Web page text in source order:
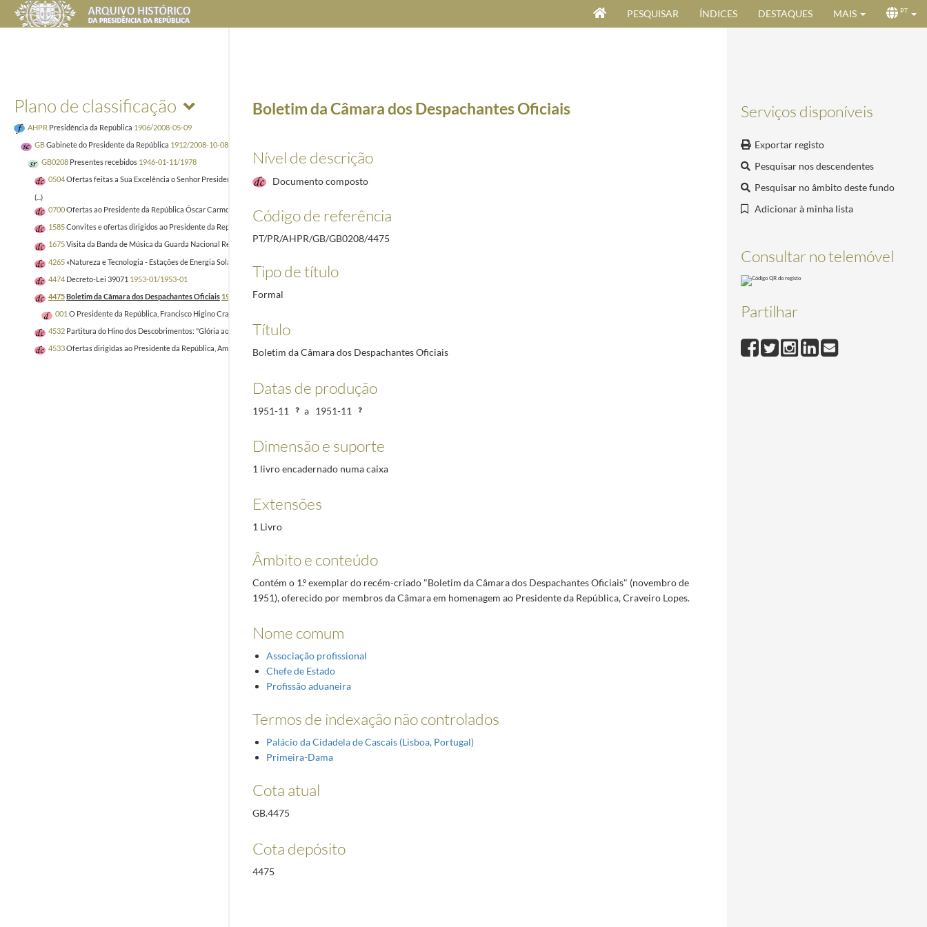
PESQUISAR ÍNDICES DESTAQUES MAIS PT
Plano de classificação
AHPR Presidência da República 1906/2008-05-09
GBGabinete do Presidente da República 1912/2008-10-08
GB0208 Presentes recebidos 1946-01-11/1978
0504Ofertas feitas a Sua Excelência o Senhor Presidente da República1951-12-19/1957-12-21
(...)
0700Ofertas ao Presidente da República Óscar Carmona
1946-01-11/1946-10-14
1585Convites e ofertas dirigidos ao Presidente da República Costa Gomes e esposa
1675Visita da Banda de Música da Guarda Nacional Republicana à Ilha da Madeira.1968-01-02/1968-01-02
4265 «Natureza e Tecnologia - Estações de Energia Solar»
4474 Decreto-Lei 39071 1953-01/1953-01
4475Boletim da Câmara dos Despachantes Oficiais 1951-11/1951-11
001 O Presidente da República, Francisco Higino Craveiro Lopes e a sua esposa, D. Berta Ribeiro Artur Craveiro Lopes, no Palácio da Cidadela de Cascais.
4532 Partitura do Hino dos Descobrimentos: "Glória ao Infante"
1960-11-13/1960-11-13
4533Ofertas dirigidas ao Presidente da República, Américo Tomás 1969-05/1969-06-20
Serviços disponíveis
Exportar registo
Pesquisar nos descendentes
Pesquisar no âmbito deste fundo
Adicionar à minha lista
Consultar no telemóvel
Partilhar
Boletim da Câmara dos Despachantes Oficiais
Nível de descrição
Documento composto
Código de referência
PT/PR/AHPR/GB/GB0208/4475
Tipo de título
Formal
Título
Boletim da Câmara dos Despachantes Oficiais
Datas de produção
1951-11 a 1951-11
Dimensão e suporte
1 livro encadernado numa caixa
Extensões
1 Livro
Âmbito e conteúdo
Contém o 1.º exemplar do recém-criado "Boletim da Câmara dos Despachantes Oficiais" (novembro de
1951), oferecido por membros da Câmara em homenagem ao Presidente da República, Craveiro Lopes.
Nome comum
Associação profissional
Chefe de Estado
Profissão aduaneira
Termos de indexação não controlados
Palácio da Cidadela de Cascais (Lisboa, Portugal)
Primeira-Dama
Cota atual
GB.4475
Cota depósito
4475